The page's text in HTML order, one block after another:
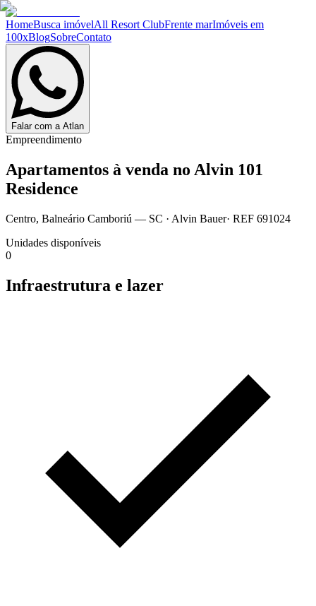
HomeBusca imóvelAll Resort ClubFrente marImóveis em
100xBlogSobreContato
Falar com a Atlan
Empreendimento
Apartamentos à venda no Alvin 101
Residence
Centro, Balneário Camboriú — SC · Alvin Bauer· REF 691024
Unidades disponíveis
0
Infraestrutura e lazer